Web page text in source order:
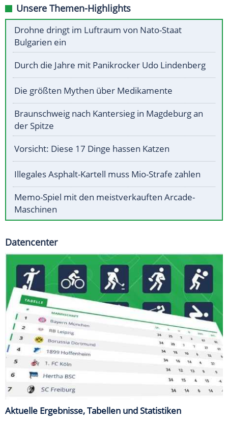
Unsere Themen-Highlights
Drohne dringt im Luftraum von Nato-Staat
Bulgarien ein
Durch die Jahre mit Panikrocker Udo Lindenberg
Die größten Mythen über Medikamente
Braunschweig nach Kantersieg in Magdeburg an
der Spitze
Vorsicht: Diese 17 Dinge hassen Katzen
Illegales Asphalt-Kartell muss Mio-Strafe zahlen
Memo-Spiel mit den meistverkauften Arcade-
Maschinen
Datencenter
Aktuelle Ergebnisse, Tabellen und Statistiken